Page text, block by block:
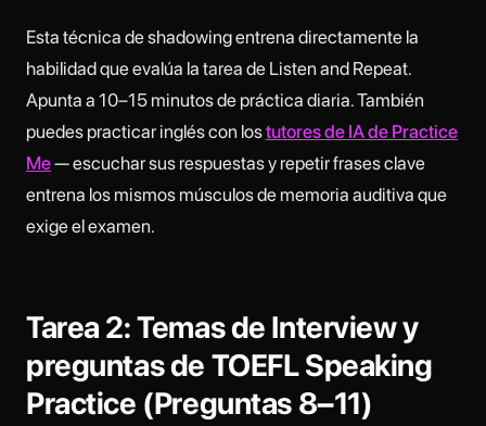
Esta técnica de shadowing entrena directamente la
habilidad que evalúa la tarea de Listen and Repeat.
Apunta a 10–15 minutos de práctica diaria. También
puedes practicar inglés con lostutores de IA de Practice
Me— escuchar sus respuestas y repetir frases clave
entrena los mismos músculos de memoria auditiva que
exige el examen.
Tarea 2: Temas de Interview y
preguntas de TOEFL Speaking
Practice (Preguntas 8–11)